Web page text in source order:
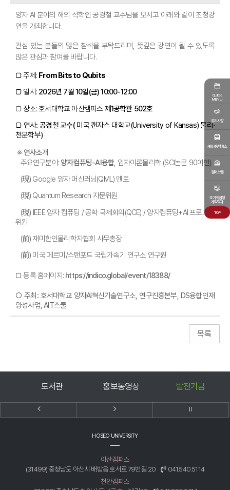
QUICK
MENU
공지사항
셔틀/통학버스
캠퍼스맵
조기취업형
계약학과
TOP
자
양자 AI 분야의 해외 석학인 공경철 교수님을 모시고 아래와 같이 초청강
연을 개최합니다.
관심 있는 분들의 많은 참석을 부탁드리며, 뜻깊은 강연이 될 수 있도록
많은 관심과 참여를 바랍니다.
□주제: From Bits to Qubits
□ 일시: 2026년 7월 10일(금) 10:00-12:00
□ 장소: 호서대학교 아산캠퍼스 제1공학관 502호
□ 연사:공경철 교수(미국 캔자스 대학교(University of Kansas) 물리·
천문학부)
※ 연사소개
주요연구분야: 양자컴퓨팅-AI융합, 입자이론물리학 (SCI논문 90여편)
(現) Google 양자 머신러닝(QML) 멘토
(現) Quantum Research 자문위원
(現) IEEE 양자 컴퓨팅 / 공학 국제회의(QCE) / 양자컴퓨팅+AI 프로그램
위원
(前) 재미한인물리학자협회 사무총장
(前) 미국 페르미/스탠포드 국립가속기 연구소 연구원
□​등록 홈페이지: https://indico.global/event/18388/
○ 주최: 호서대학교 양자AI혁신기술연구소, 연구진흥본부, DS융합인재
양성사업, AIT스쿨
도서관 홍보동영상 발전기금
HOSEO UNIVERSITY
아산캠퍼스
(31499) 충청남도 아산시 배방읍 호서로 79번길 20
041.540.5114
천안캠퍼스